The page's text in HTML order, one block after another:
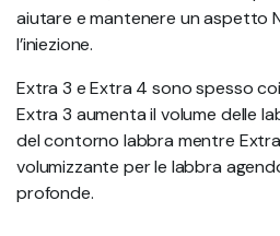
aiutare e mantenere un aspetto
l’iniezione.
Extra 3 e Extra 4 sono spesso
Extra 3 aumenta il volume delle
del contorno labbra mentre
volumizzante per le labbra
profonde.